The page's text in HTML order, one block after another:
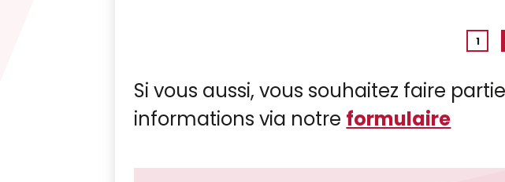
1
Si vous aussi, vous souhaitez faire
informations via notre formulaire